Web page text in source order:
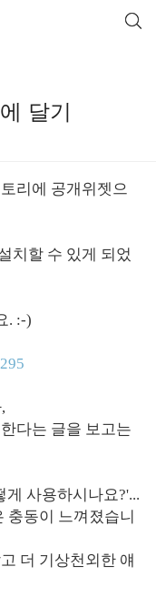
달기
리에 공개위젯으
치할 수 있게 되었
. :-)
다는 글을 보고는
사용하시나요?'...
충동이 느껴졌습니
더 기상천외한 얘